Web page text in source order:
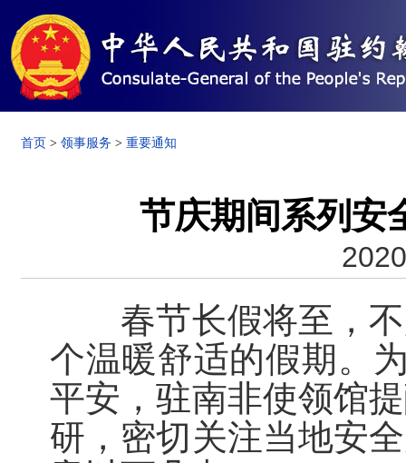
首页 > 领事服务 > 重要通知
节庆期间系列安
春节长假将至，不
个温暖舒适的假期。
平安，驻南非使领馆
研，密切关注当地安